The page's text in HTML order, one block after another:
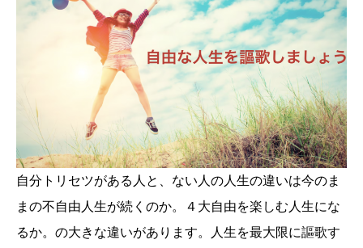
自分トリセツがある人と、ない人の人生の違いは今のま
まの不自由人生が続くのか。４大自由を楽しむ人生にな
るか。の大きな違いがあります。人生を最大限に謳歌す